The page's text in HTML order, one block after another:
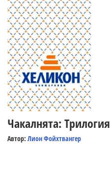
Чакалнята: Трилогия
Автор: Лион Фойхтвангер